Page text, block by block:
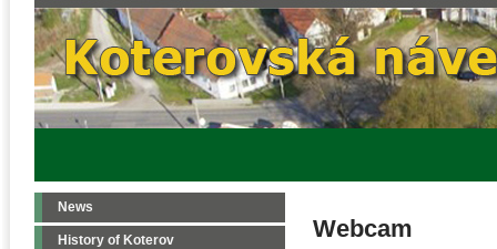
News
History of Koterov Webcam